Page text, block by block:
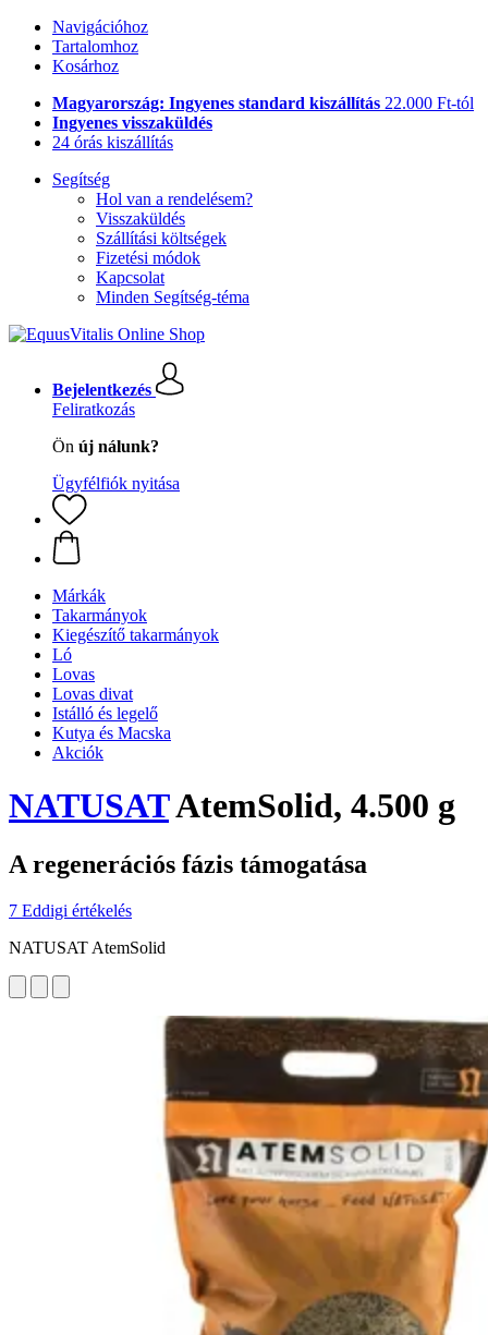
Navigációhoz
Tartalomhoz
Kosárhoz
Magyarország: Ingyenes standard kiszállítás 22.000 Ft-tól
Ingyenes visszaküldés
24 órás kiszállítás
Segítség
Hol van a rendelésem?
Visszaküldés
Szállítási költségek
Fizetési módok
Kapcsolat
Minden Segítség-téma
Bejelentkezés
Feliratkozás
Ön új nálunk?
Ügyfélfiók nyitása
Márkák
Takarmányok
Kiegészítő takarmányok
Ló
Lovas
Lovas divat
Istálló és legelő
Kutya és Macska
Akciók
NATUSATAtemSolid, 4.500 g
A regenerációs fázis támogatása
7 Eddigi értékelés
NATUSAT AtemSolid